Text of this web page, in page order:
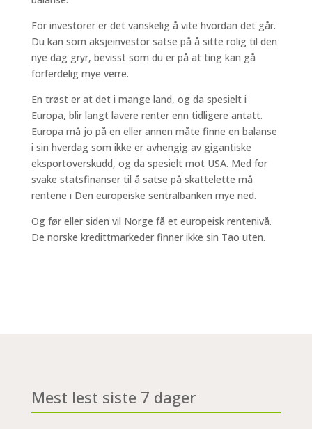
For investorer er det vanskelig å vite hvordan det går.
Du kan som aksjeinvestor satse på å sitte rolig til den
nye dag gryr, bevisst som du er på at ting kan gå
forferdelig mye verre.
En trøst er at det i mange land, og da spesielt i
Europa, blir langt lavere renter enn tidligere antatt.
Europa må jo på en eller annen måte finne en balanse
i sin hverdag som ikke er avhengig av gigantiske
eksportoverskudd, og da spesielt mot USA. Med for
svake statsfinanser til å satse på skattelette må
rentene i Den europeiske sentralbanken mye ned.
Og før eller siden vil Norge få et europeisk rentenivå.
De norske kredittmarkeder finner ikke sin Tao uten.
Mest lest siste 7 dager